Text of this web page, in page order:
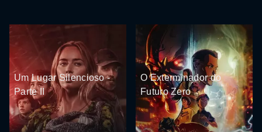
Um Lugar Silencioso -
Parte II
O Exterminador do
Futuro Zero